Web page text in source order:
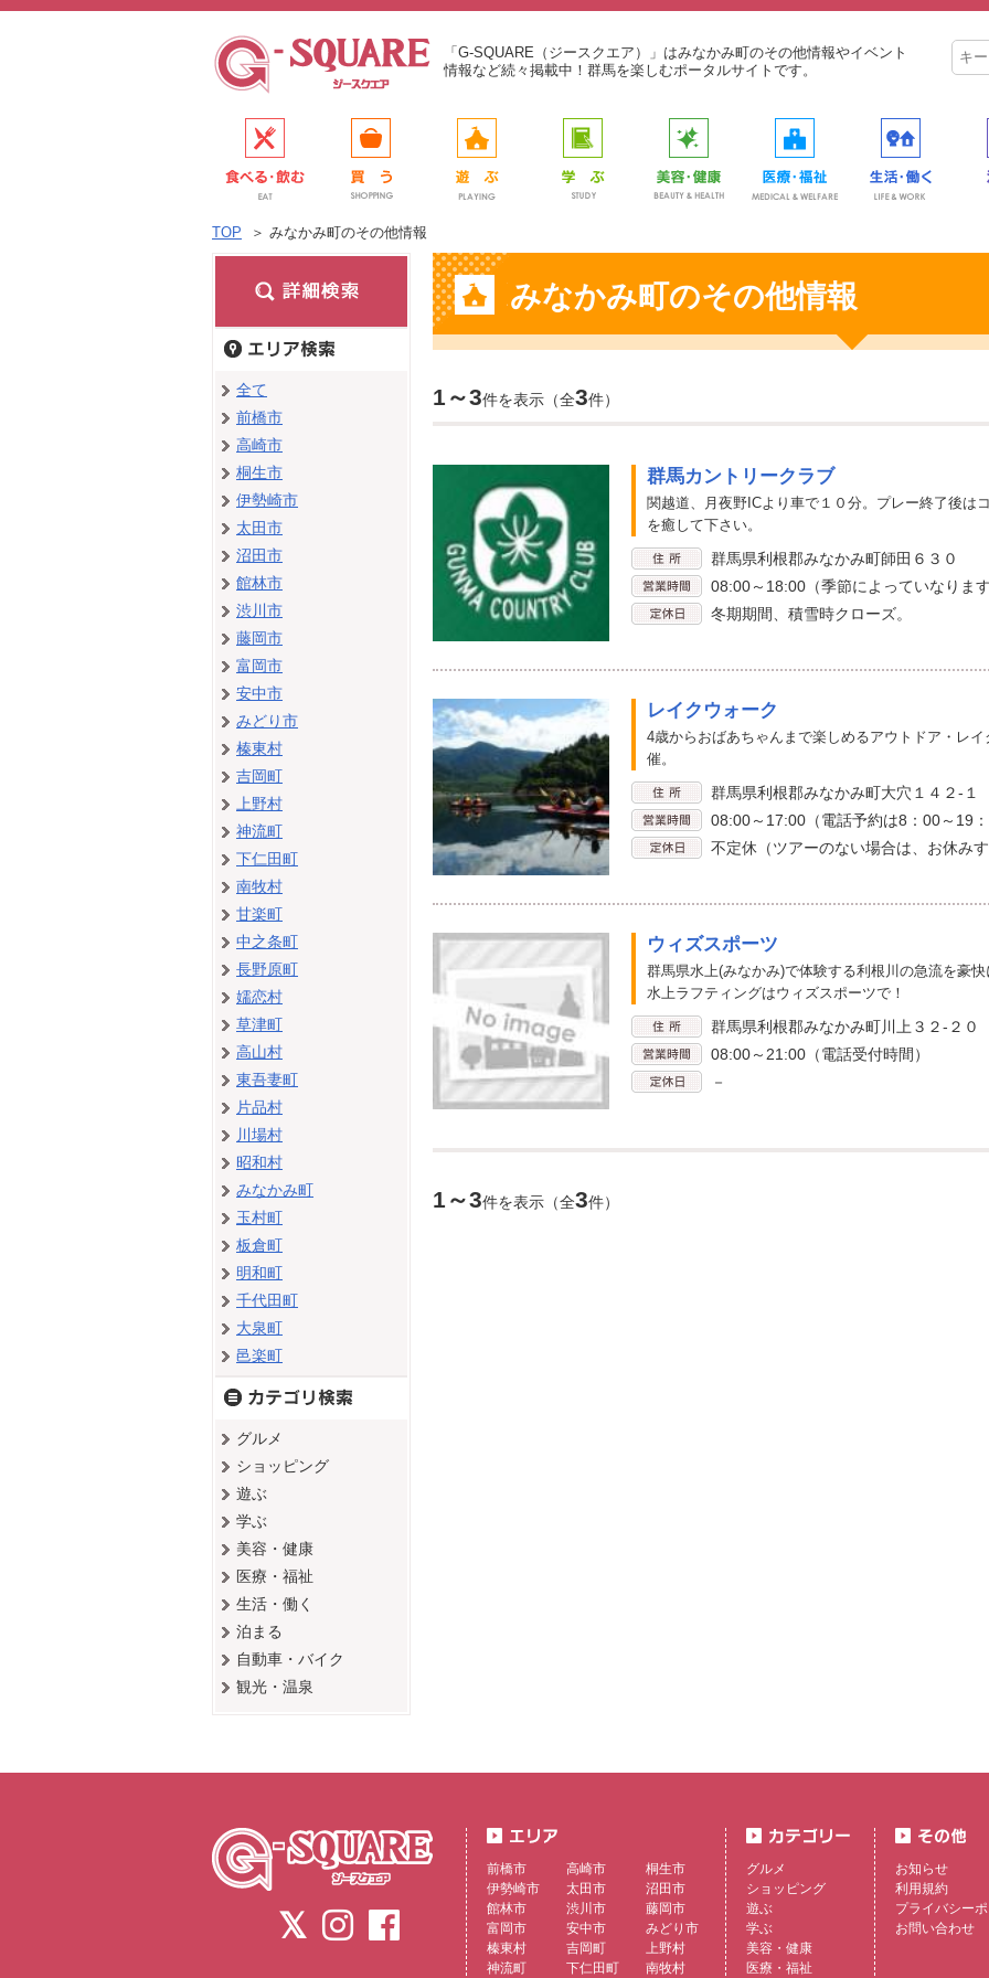
「G-SQUARE（ジースクエア）」はみなかみ町のその他情報やイベント
情報など続々掲載中！群馬を楽しむポータルサイトです。
TOP ＞ みなかみ町のその他情報
みなかみ町のその他情報
1～3件を表示（全3件）
群馬カントリークラブ
関越道、月夜野ICより車で１０分。プレー終了後は
を癒して下さい。
群馬県利根郡みなかみ町師田６３０
08:00～18:00（季節によっていなりま
冬期期間、積雪時クローズ。
レイクウォーク
4歳からおばあちゃんまで楽しめるアウトドア・レ
催。
群馬県利根郡みなかみ町大穴１４２-１
08:00～17:00（電話予約は8：00～19
不定休（ツアーのない場合は、お休み
ウィズスポーツ
群馬県水上(みなかみ)で体験する利根川の急流を豪
水上ラフティングはウィズスポーツで！
群馬県利根郡みなかみ町川上３２-２０
08:00～21:00（電話受付時間）
－
1～3件を表示（全3件）
全て
前橋市
高崎市
桐生市
伊勢崎市
太田市
沼田市
館林市
渋川市
藤岡市
富岡市
安中市
みどり市
榛東村
吉岡町
上野村
神流町
下仁田町
南牧村
甘楽町
中之条町
長野原町
嬬恋村
草津町
高山村
東吾妻町
片品村
川場村
昭和村
みなかみ町
玉村町
板倉町
明和町
千代田町
大泉町
邑楽町
グルメ
ショッピング
遊ぶ
学ぶ
美容・健康
医療・福祉
生活・働く
泊まる
自動車・バイク
観光・温泉
前橋市 高崎市
桐生市
伊勢崎市
太田市
沼田市
館林市
渋川市
藤岡市
富岡市
安中市
みどり市
榛東村
吉岡町
上野村
神流町
下仁田町 南牧村
グルメ
ショッピング
遊ぶ
学ぶ
美容・健康
医療・福祉
お知らせ
利用規約
プライバシー
お問い合わせ